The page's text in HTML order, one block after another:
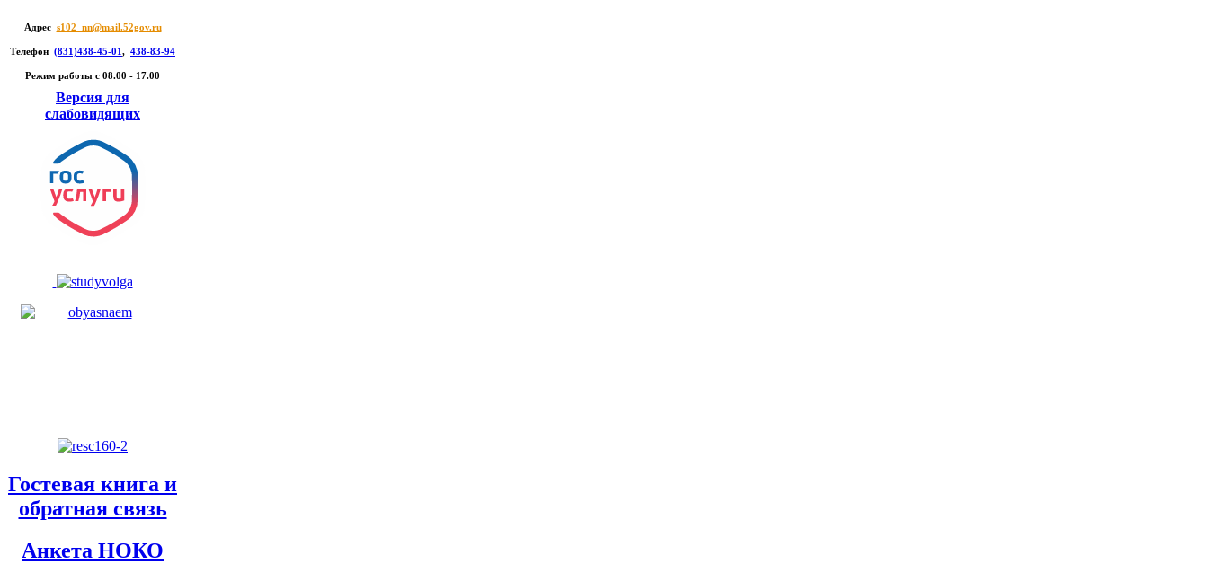
Адрес s102_nn@mail.52gov.ru
Телефон (831)438-45-01 , 438-83-94
Режим работы c 08.00 - 17.00
Версия для
слабовидящих
Гостевая книга и
обратная связь
Анкета НОКО